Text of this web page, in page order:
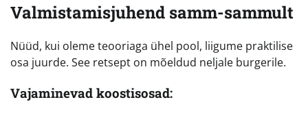
Valmistamisjuhend samm-sammult
Nüüd, kui oleme teooriaga ühel pool, liigume praktilise
osa juurde. See retsept on mõeldud neljale burgerile.
Vajaminevad koostisosad: